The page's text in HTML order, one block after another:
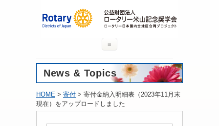
≡
News & Topics
HOME > 寄付 > 寄付金納入明細表（2023年11月末
現在）をアップロードしました